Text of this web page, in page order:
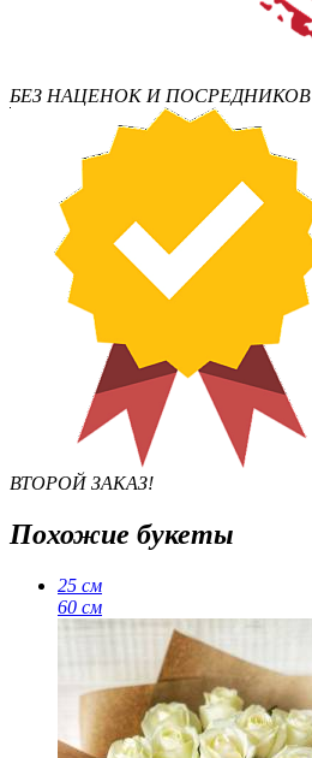
БЕЗ НАЦЕНОК И ПОСРЕДНИКОВ
ВТОРОЙ ЗАКАЗ!
Похожие букеты
25 см
60 см